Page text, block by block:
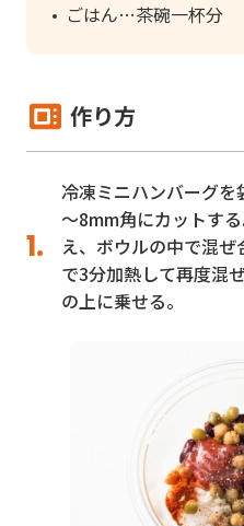
ごはん
茶碗一杯分
作り方
冷凍ミニハンバーグ
～8mm角にカットす
え、ボウルの中で混
で3分加熱して再度混
の上に乗せる。